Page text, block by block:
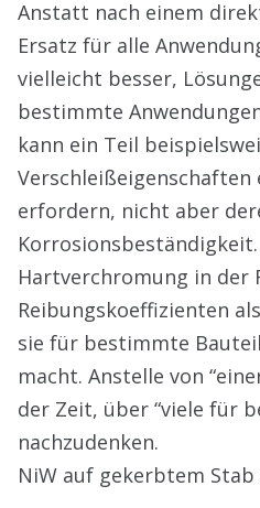
Anstatt nach einem
Ersatz für alle
vielleicht besser,
bestimmte
kann ein Teil
erfordern, nicht aber
Hartverchromung in der
Reibungskoeffizienten
sie für bestimmte
macht. Anstelle von
der Zeit, über “viele für
nachzudenken.
NiW auf gekerbtem